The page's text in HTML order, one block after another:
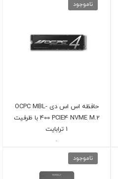
ناموجود
حافظه اس اس دی OCPC MBL-
400 PCIE4 NVME M.2 با ظرفیت
1 ترابایت
-
ناموجود